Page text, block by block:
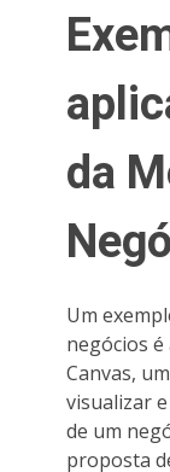
da
Um
negócios
Canvas,
visualizar
de um
proposta